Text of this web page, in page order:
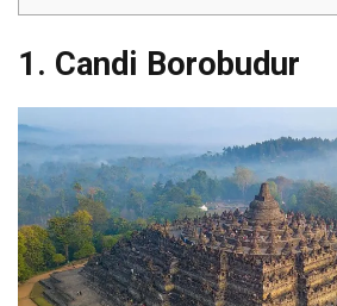
1. Candi Borobudur